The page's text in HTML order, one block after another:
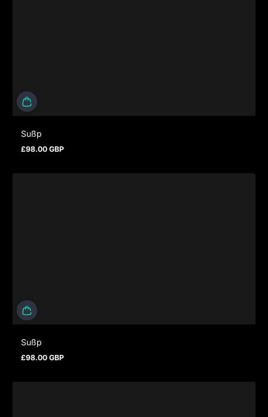
Sußp
Regulärer Preis
£98.00 GBP
Sußp
Regulärer Preis
£98.00 GBP